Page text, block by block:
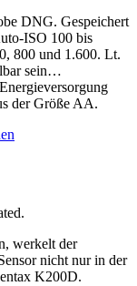
DNG. Gespeichert
ISO 100 bis
800 und 1.600. Lt.
sein…
der Größe AA.
werkelt der
nicht nur in der
K200D.